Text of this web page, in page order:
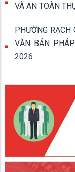
VÀ AN TOÀN
PHƯỜNG
VĂN BẢN
2026